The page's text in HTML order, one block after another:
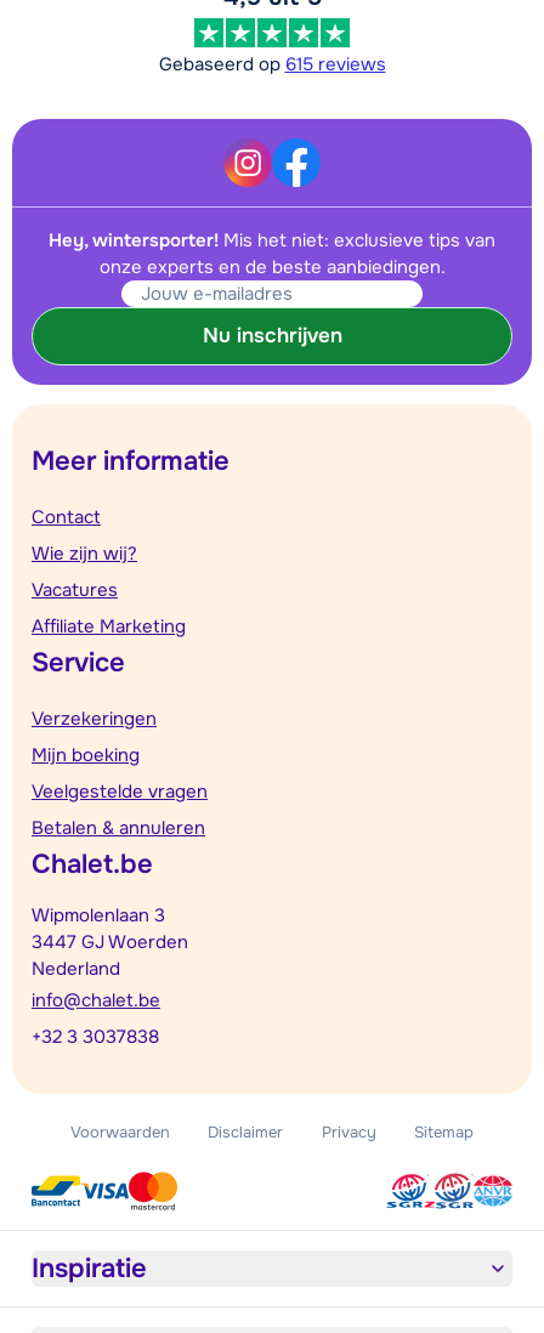
Gebaseerd op 615 reviews
Hey, wintersporter! Mis het niet: exclusieve tips van
onze experts en de beste aanbiedingen.
Nu inschrijven
Meer informatie
Contact
Wie zijn wij?
Vacatures
Affiliate Marketing
Service
Verzekeringen
Mijn boeking
Veelgestelde vragen
Betalen & annuleren
Chalet.be
Wipmolenlaan 3
3447 GJ Woerden
Nederland
info@chalet.be
+32 3 3037838
Voorwaarden Disclaimer Privacy Sitemap
Inspiratie